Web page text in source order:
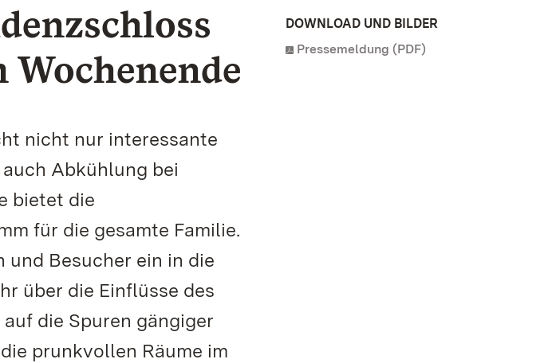
nicht nur interessante
Abkühlung bei
bietet die
für die gesamte Familie.
und Besucher ein in die
über die Einflüsse des
die Spuren gängiger
prunkvollen Räume im
DOWNLOAD UND BILDER
Pressemeldung (PDF)